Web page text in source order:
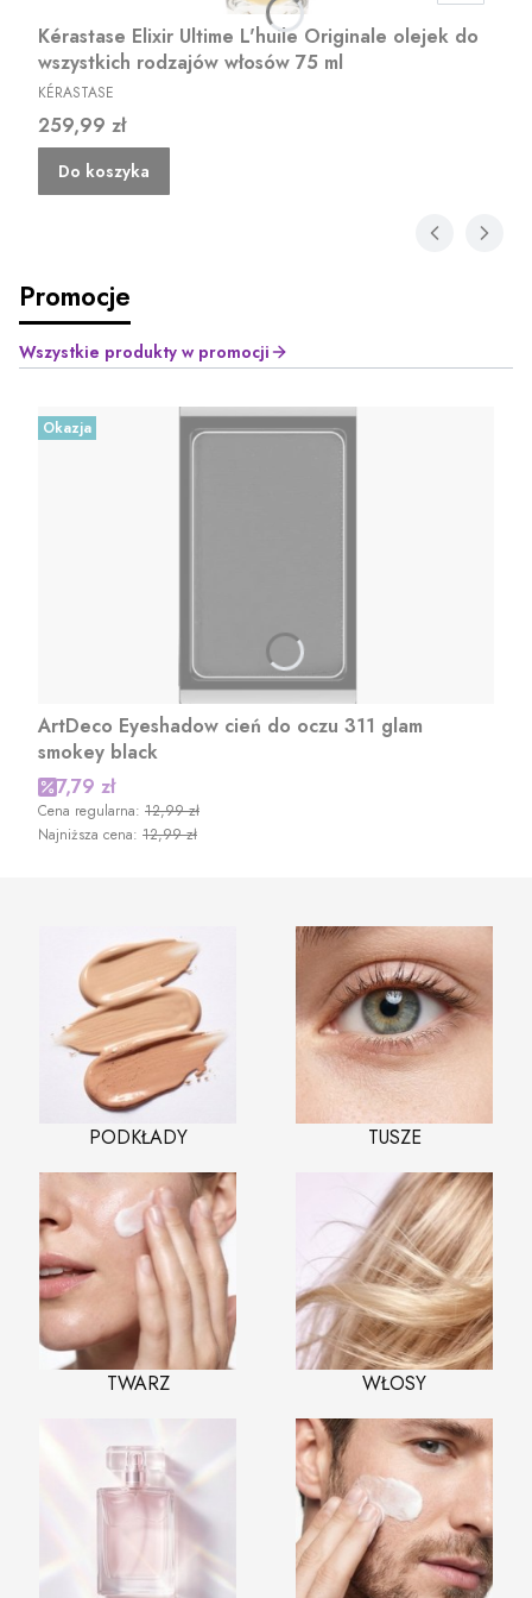
Kérastase Elixir Ultime L'huile Originale olejek do
wszystkich rodzajów włosów 75 ml
PRODUCENT
KÉRASTASE
Cena
259,99 zł
Do koszyka
Promocje
Wszystkie produkty w promocji
Okazja
ArtDeco Eyeshadow cień do oczu 311 glam
smokey black
Cena promocyjna
7,79 zł
Cena regularna: 12,99 zł
Najniższa cena: 12,99 zł
PODKŁADY TUSZE
TWARZ WŁOSY